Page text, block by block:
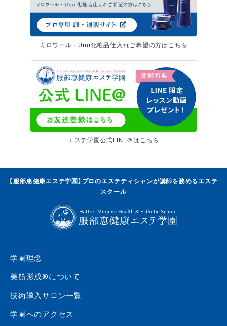
ミロワール・Umi化粧品仕入れご希望の方はこちら
エステ学園公式LINE＠はこちら
【服部恵健康エステ学園】プロのエステティシャンが講師を務めるエステ
スクール
学園理念
美筋形成®について
技術導入サロン一覧
学園へのアクセス